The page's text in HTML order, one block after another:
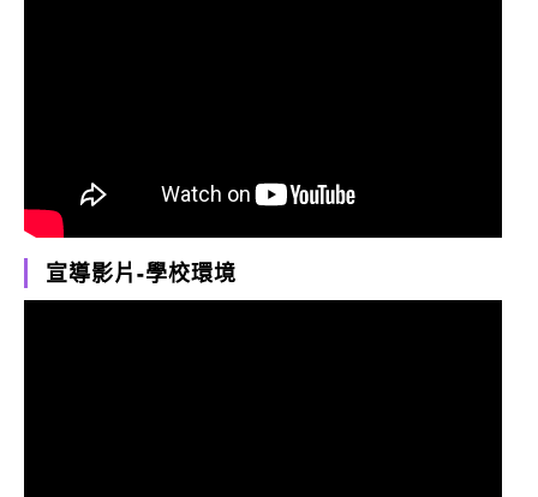
宣導影片-學校環境